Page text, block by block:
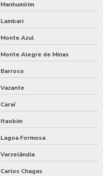
Manhumirim
Lambari
Monte Azul
Monte Alegre de Minas
Barroso
Vazante
Caraí
Itaobim
Lagoa Formosa
Varzelândia
Carlos Chagas